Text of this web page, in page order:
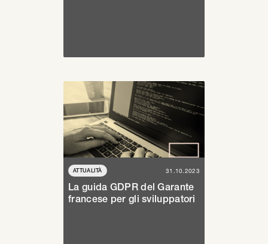
ATTUALITÀ 31.10.2023
La guida GDPR del Garante
francese per gli sviluppatori